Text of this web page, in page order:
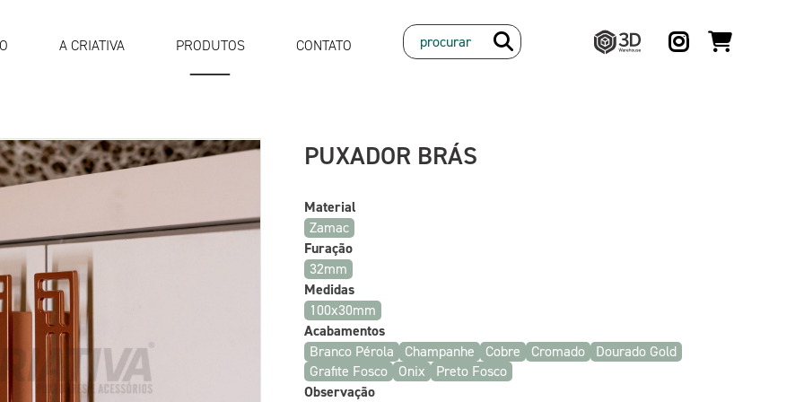
A CRIATIVA PRODUTOS
CONTATO
PUXADOR BRÁS
Material
Zamac
Furação
32mm
Medidas
100x30mm
Acabamentos
Branco Pérola
Champanhe Cobre Cromado
Dourado Gold
Grafite Fosco
Onix
Preto Fosco
Observação